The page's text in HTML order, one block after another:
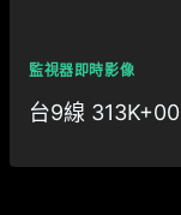
監視器即時影像
台9線